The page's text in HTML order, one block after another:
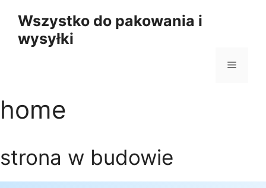
treści
Wszystko do pakowania i
wysyłki
Menu
home
strona w budowie